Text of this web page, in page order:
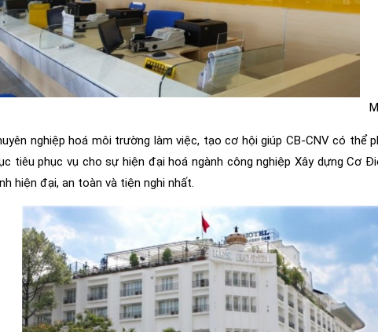
nghiệp hoá môi trường làm việc, tạo cơ hội giúp CB-CNV có
tiêu phục vụ cho sự hiện đại hoá ngành công nghiệp Xây dựng Cơ
hiện đại, an toàn và tiện nghi nhất.